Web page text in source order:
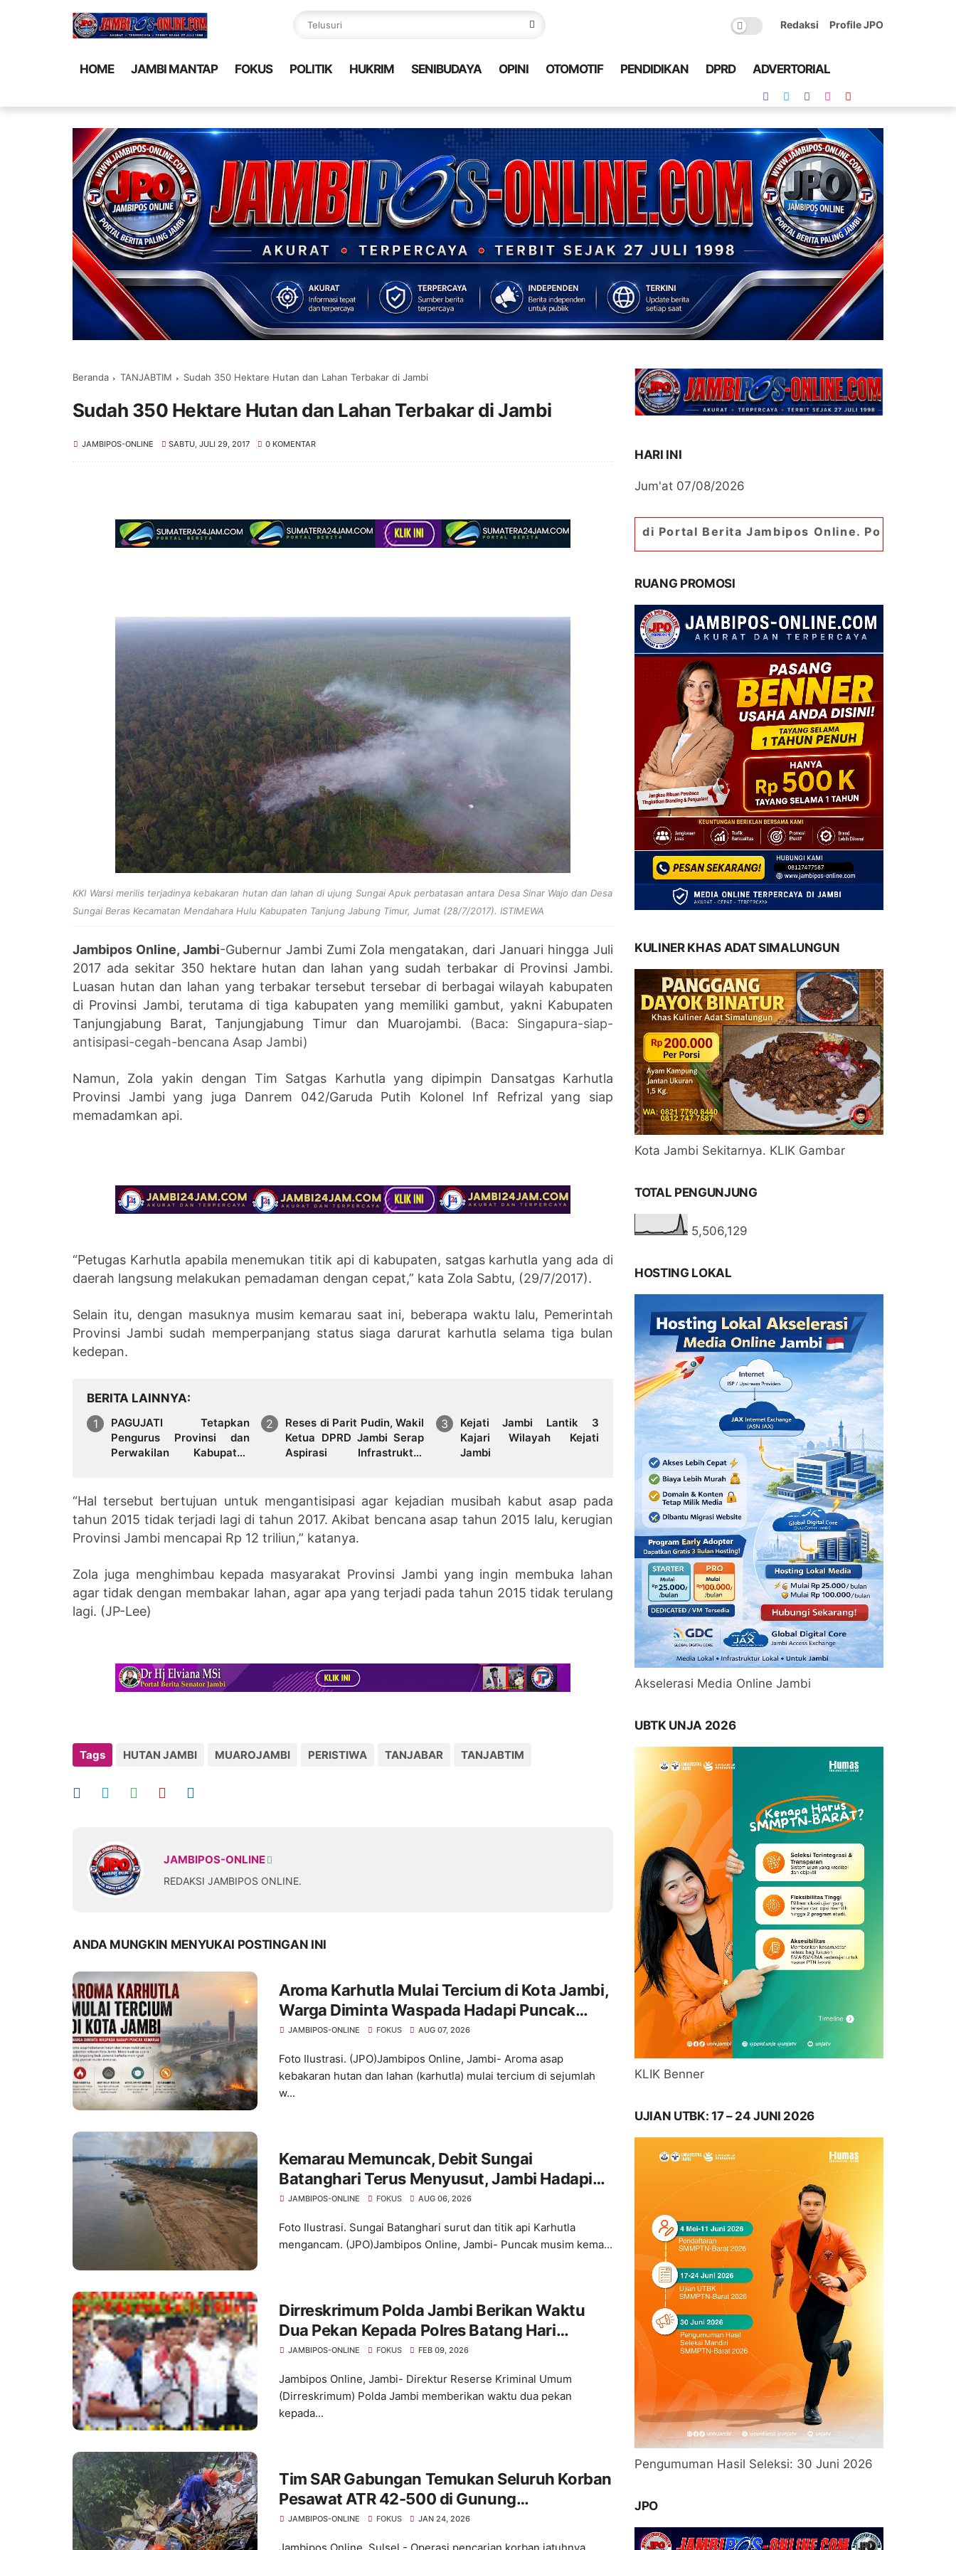
Redaksi Profile JPO
HOME JAMBI MANTAP FOKUS POLITIK HUKRIM SENIBUDAYA OPINI OTOMOTIF PENDIDIKAN DPRD ADVERTORIAL
Beranda TANJABTIM Sudah 350 Hektare Hutan dan Lahan Terbakar di Jambi
Sudah 350 Hektare Hutan dan Lahan Terbakar di Jambi
JAMBIPOS-ONLINE SABTU, JULI 29, 2017 0 KOMENTAR
KKI Warsi merilis terjadinya kebakaran hutan dan lahan di ujung Sungai Apuk perbatasan antara Desa Sinar Wajo dan Desa
Sungai Beras Kecamatan Mendahara Hulu Kabupaten Tanjung Jabung Timur, Jumat (28/7/2017). ISTIMEWA
Jambipos Online, Jambi-Gubernur Jambi Zumi Zola mengatakan, dari Januari hingga Juli
2017 ada sekitar 350 hektare hutan dan lahan yang sudah terbakar di Provinsi Jambi.
Luasan hutan dan lahan yang terbakar tersebut tersebar di berbagai wilayah kabupaten
di Provinsi Jambi, terutama di tiga kabupaten yang memiliki gambut, yakni Kabupaten
Tanjungjabung Barat, Tanjungjabung Timur dan Muarojambi.
(Baca: Singapura-siap-
antisipasi-cegah-bencana Asap Jambi)
Namun, Zola yakin dengan Tim Satgas Karhutla yang dipimpin Dansatgas Karhutla
Provinsi Jambi yang juga Danrem 042/Garuda Putih Kolonel Inf Refrizal yang siap
memadamkan api.
“Petugas Karhutla apabila menemukan titik api di kabupaten, satgas karhutla yang ada di
daerah langsung melakukan pemadaman dengan cepat,” kata Zola Sabtu, (29/7/2017).
Selain itu, dengan masuknya musim kemarau saat ini, beberapa waktu lalu, Pemerintah
Provinsi Jambi sudah memperpanjang status siaga darurat karhutla selama tiga bulan
kedepan.
BERITA LAINNYA
PAGUJATI Tetapkan
Pengurus Provinsi dan
Perwakilan Kabupaten
Reses di Parit Pudin, Wakil
Ketua DPRD Jambi Serap
Aspirasi Infrastruktur
Kejati Jambi Lantik 3
Kajari Wilayah Kejati
Jambi
“Hal tersebut bertujuan untuk mengantisipasi agar kejadian musibah kabut asap pada
tahun 2015 tidak terjadi lagi di tahun 2017. Akibat bencana asap tahun 2015 lalu, kerugian
Provinsi Jambi mencapai Rp 12 triliun,” katanya.
Zola juga menghimbau kepada masyarakat Provinsi Jambi yang ingin membuka lahan
agar tidak dengan membakar lahan, agar apa yang terjadi pada tahun 2015 tidak terulang
lagi. (JP-Lee)
Tags HUTAN JAMBI MUAROJAMBI PERISTIWA TANJABAR TANJABTIM
JAMBIPOS-ONLINE
REDAKSI JAMBIPOS ONLINE.
ANDA MUNGKIN MENYUKAI POSTINGAN INI
Aroma Karhutla Mulai Tercium di Kota Jambi,
Warga Diminta Waspada Hadapi Puncak
Kemarau
JAMBIPOS-ONLINE FOKUS AUG 07, 2026
Foto Ilustrasi. (JPO)Jambipos Online, Jambi- Aroma asap
kebakaran hutan dan lahan (karhutla) mulai tercium di sejumlah
w...
Kemarau Memuncak, Debit Sungai
Batanghari Terus Menyusut, Jambi Hadapi
Ancaman Krisis Air Bersih dan Karhutla
JAMBIPOS-ONLINE FOKUS AUG 06, 2026
Foto Ilustrasi. Sungai Batanghari surut dan titik api Karhutla
mengancam. (JPO)Jambipos Online, Jambi- Puncak musim kema...
Dirreskrimum Polda Jambi Berikan Waktu
Dua Pekan Kepada Polres Batang Hari
Ungkap Kasus Pembunuhan Pasutri Erlances
Pakpahan dan Eva Sibatuara
JAMBIPOS-ONLINE FOKUS FEB 09, 2026
Jambipos Online, Jambi- Direktur Reserse Kriminal Umum
(Dirreskrimum) Polda Jambi memberikan waktu dua pekan
kepada...
Tim SAR Gabungan Temukan Seluruh Korban
Pesawat ATR 42-500 di Gunung
Bulusaraung
JAMBIPOS-ONLINE FOKUS JAN 24, 2026
HARI INI
Jum'at 07/08/2026
Selamat Datang di Portal Berita Jambipos Online. Portal Berita Paling Jambi
RUANG PROMOSI
KULINER KHAS ADAT SIMALUNGUN
Kota Jambi Sekitarnya. KLIK Gambar
TOTAL PENGUNJUNG
5,506,129
HOSTING LOKAL
Akselerasi Media Online Jambi
UBTK UNJA 2026
KLIK Benner
UJIAN UTBK: 17 – 24 JUNI 2026
Pengumuman Hasil Seleksi: 30 Juni 2026
JPO